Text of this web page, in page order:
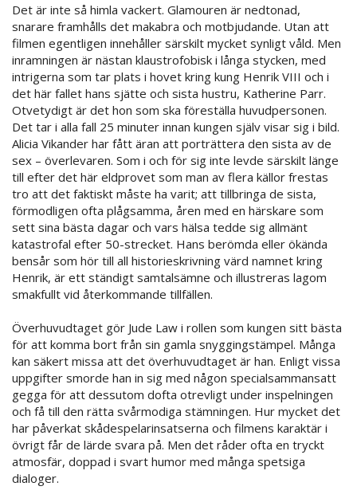
Det är inte så himla vackert. Glamouren är nedtonad,
snarare framhålls det makabra och motbjudande. Utan att
filmen egentligen innehåller särskilt mycket synligt våld. Men
inramningen är nästan klaustrofobisk i långa stycken, med
intrigerna som tar plats i hovet kring kung Henrik VIII och i
det här fallet hans sjätte och sista hustru, Katherine Parr.
Otvetydigt är det hon som ska föreställa huvudpersonen.
Det tar i alla fall 25 minuter innan kungen själv visar sig i bild.
Alicia Vikander har fått äran att porträttera den sista av de
sex – överlevaren. Som i och för sig inte levde särskilt länge
till efter det här eldprovet som man av flera källor frestas
tro att det faktiskt måste ha varit; att tillbringa de sista,
förmodligen ofta plågsamma, åren med en härskare som
sett sina bästa dagar och vars hälsa tedde sig allmänt
katastrofal efter 50-strecket. Hans berömda eller ökända
bensår som hör till all historieskrivning värd namnet kring
Henrik, är ett ständigt samtalsämne och illustreras lagom
smakfullt vid återkommande tillfällen.
Överhuvudtaget gör Jude Law i rollen som kungen sitt bästa
för att komma bort från sin gamla snyggingstämpel. Många
kan säkert missa att det överhuvudtaget är han. Enligt vissa
uppgifter smorde han in sig med någon specialsammansatt
gegga för att dessutom dofta otrevligt under inspelningen
och få till den rätta svårmodiga stämningen. Hur mycket det
har påverkat skådespelarinsatserna och filmens karaktär i
övrigt får de lärde svara på. Men det råder ofta en tryckt
atmosfär, doppad i svart humor med många spetsiga
dialoger.